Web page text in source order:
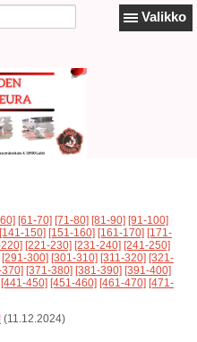
Valikko
[61-70] [71-80] [81-90] [91-100]
[141-150] [151-160] [161-170] [171-
[221-230] [231-240] [241-250]
[291-300] [301-310] [311-320] [321-
370] [371-380] [381-390] [391-400]
[441-450] [451-460] [461-470] [471-
(11.12.2024)